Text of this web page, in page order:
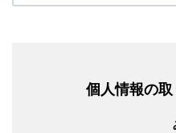
個人情報の